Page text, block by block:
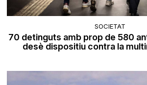
SOCIETAT
70 detinguts amb prop de 580
desè dispositiu contra la